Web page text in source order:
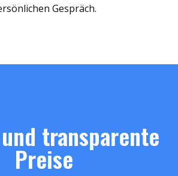
Gespräch.
transparente
Preise